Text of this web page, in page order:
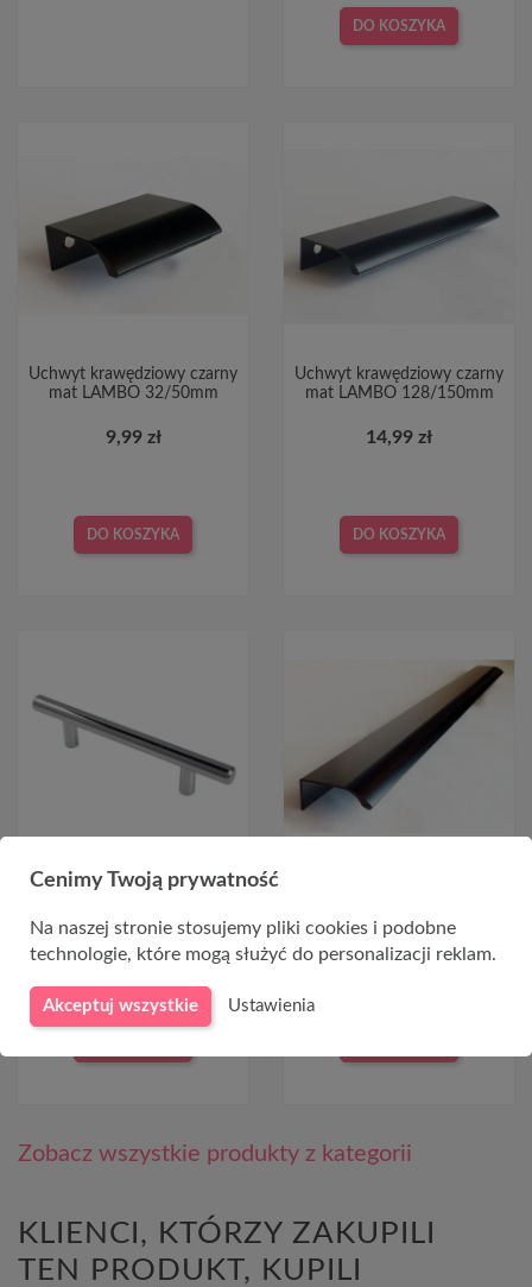
DO KOSZYKA
Uchwyt krawędziowy czarny
mat LAMBO 32/50mm
9,99 zł
DO KOSZYKA
Uchwyt krawędziowy czarny
mat LAMBO 128/150mm
14,99 zł
DO KOSZYKA
Uchwyt relingowy
6,99 zł 25,99 zł
Zobacz wszystkie produkty z kategorii
KLIENCI, KTÓRZY ZAKUPILI
TEN PRODUKT, KUPILI
Cenimy Twoją prywatność
Na naszej stronie stosujemy pliki cookies i podobne
technologie, które mogą służyć do personalizacji reklam.
Akceptuj wszystkie Ustawienia